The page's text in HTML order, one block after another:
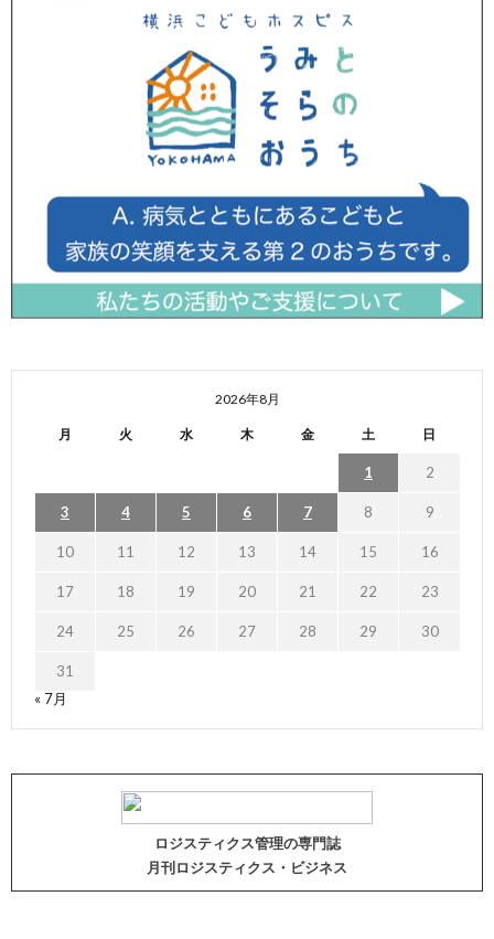
2026年8月
月 火 水 木 金 土 日
1 2
3 4 5 6 7 8 9
10 11 12 13 14 15 16
17 18 19 20 21 22 23
24 25 26 27 28 29 30
31
« 7月
ロジスティクス管理の専門誌
月刊ロジスティクス・ビジネス